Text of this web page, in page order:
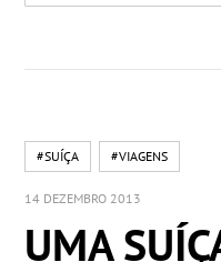
#SUÍÇA #VIAGENS
14 DEZEMBRO 2013
UMA